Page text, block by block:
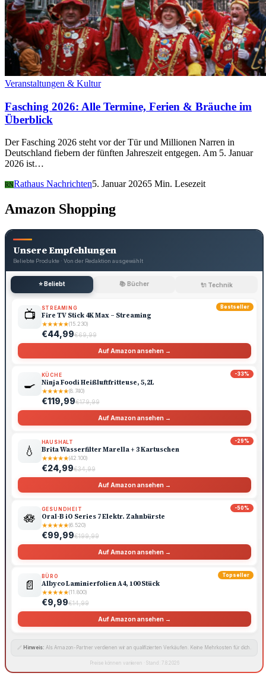
Veranstaltungen & Kultur
Fasching 2026: Alle Termine, Ferien & Bräuche im
Überblick
Der Fasching 2026 steht vor der Tür und Millionen Narren in
Deutschland fiebern der fünften Jahreszeit entgegen. Am 5. Januar
2026 ist…
RNRathaus Nachrichten5. Januar 20265 Min. Lesezeit
Amazon Shopping
Unsere Empfehlungen
Beliebte Produkte · Von der Redaktion ausgewählt
⭐ Beliebt 📚 Bücher 🔌 Technik
Bestseller
📺 STREAMING
Fire TV Stick 4K Max – Streaming
★★★★★(15.230)
€44,99€69,99
Auf Amazon ansehen →
-33%
🍳
KÜCHE
Ninja Foodi Heißluftfritteuse, 5,2L
★★★★★(8.740)
€119,99€179,99
Auf Amazon ansehen →
-29%
💧
HAUSHALT
Brita Wasserfilter Marella + 3 Kartuschen
★★★★★(42.100)
€24,99€34,99
Auf Amazon ansehen →
-50%
🪷
GESUNDHEIT
Oral-B iO Series 7 Elektr. Zahnbürste
★★★★★(6.520)
€99,99€199,99
Auf Amazon ansehen →
Topseller
📄
BÜRO
Albyco Laminierfolien A4, 100 Stück
★★★★★(11.800)
€9,99€14,99
Auf Amazon ansehen →
🔗 Hinweis: Als Amazon-Partner verdienen wir an qualifizierten Verkäufen. Keine Mehrkosten für dich.
Preise können variieren · Stand: 7.8.2026